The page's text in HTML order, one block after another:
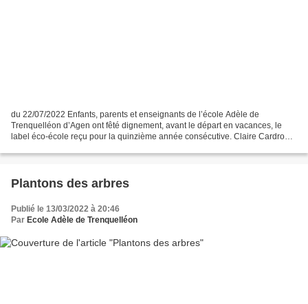
du 22/07/2022 Enfants, parents et enseignants de l’école Adèle de
Trenquelléon d’Agen ont fêté dignement, avant le départ en vacances, le
label éco-école reçu pour la quinzième année consécutive. Claire Cardron,
Plantons des arbres
Publié le 13/03/2022 à 20:46
Par Ecole Adèle de Trenquelléon